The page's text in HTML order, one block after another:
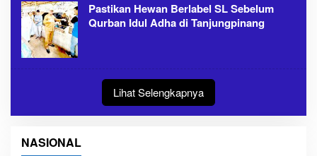
Pastikan Hewan Berlabel SL Sebelum
Qurban Idul Adha di Tanjungpinang
Lihat Selengkapnya
NASIONAL